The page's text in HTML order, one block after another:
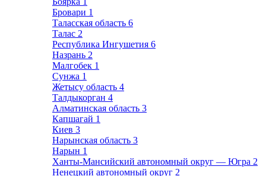
Бровари 1
Таласская область 6
Талас 2
Республика Ингушетия 6
Назрань 2
Малгобек 1
Сунжа 1
Жетысу область 4
Талдыкорган 4
Алматинская область 3
Капшагай 1
Киев 3
Нарынская область 3
Нарын 1
Ханты-Мансийский автономный округ — Югра 2
Ненецкий автономный округ 2